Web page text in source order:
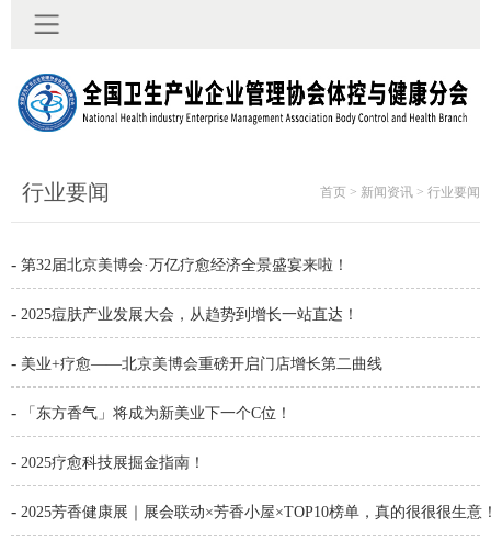
行业要闻 首页 > 新闻资讯 > 行业要闻
- 第32届北京美博会·万亿疗愈经济全景盛宴来啦！
- 2025痘肤产业发展大会，从趋势到增长一站直达！
- 美业+疗愈——北京美博会重磅开启门店增长第二曲线
- 「东方香气」将成为新美业下一个C位！
- 2025疗愈科技展掘金指南！
- 2025芳香健康展｜展会联动×芳香小屋×TOP10榜单，真的很很很生意